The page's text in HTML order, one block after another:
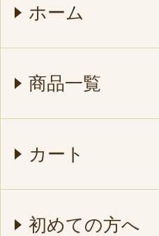
ホーム
商品一覧
カート
初めての方へ